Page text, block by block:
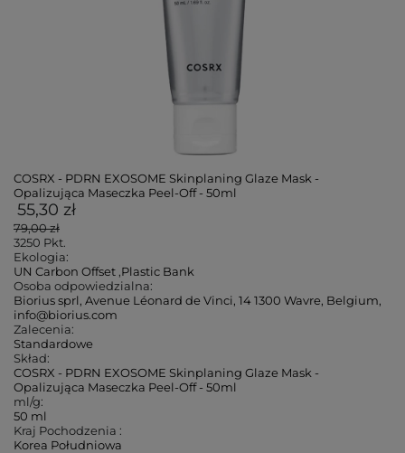
COSRX - PDRN EXOSOME Skinplaning Glaze Mask -
Opalizująca Maseczka Peel-Off - 50ml
55,30 zł
79,00 zł
3250 Pkt.
Ekologia:
UN Carbon Offset ,Plastic Bank
Osoba odpowiedzialna:
Biorius sprl, Avenue Léonard de Vinci, 14 1300 Wavre, Belgium,
info@biorius.com
Zalecenia:
Standardowe
Skład:
COSRX - PDRN EXOSOME Skinplaning Glaze Mask -
Opalizująca Maseczka Peel-Off - 50ml
ml/g:
50 ml
Kraj Pochodzenia :
Korea Południowa